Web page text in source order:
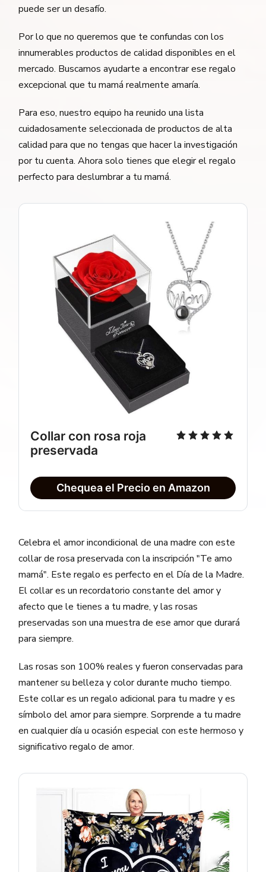
puede ser un desafío.
Por lo que no queremos que te confundas con los
innumerables productos de calidad disponibles en el
mercado. Buscamos ayudarte a encontrar ese regalo
excepcional que tu mamá realmente amaría.
Para eso, nuestro equipo ha reunido una lista
cuidadosamente seleccionada de productos de alta
calidad para que no tengas que hacer la investigación
por tu cuenta. Ahora solo tienes que elegir el regalo
perfecto para deslumbrar a tu mamá.
Collar con rosa roja
preservada
Chequea el Precio en Amazon
Celebra el amor incondicional de una madre con este
collar de rosa preservada con la inscripción "Te amo
mamá". Este regalo es perfecto en el Día de la Madre.
El collar es un recordatorio constante del amor y
afecto que le tienes a tu madre, y las rosas
preservadas son una muestra de ese amor que durará
para siempre.
Las rosas son 100% reales y fueron conservadas para
mantener su belleza y color durante mucho tiempo.
Este collar es un regalo adicional para tu madre y es
símbolo del amor para siempre. Sorprende a tu madre
en cualquier día u ocasión especial con este hermoso y
significativo regalo de amor.